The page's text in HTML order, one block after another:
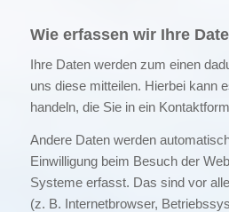
Wie erfassen wir Ihre
Ihre Daten werden zum einen
uns diese mitteilen. Hierbei kann
handeln, die Sie in ein
Andere Daten werden
Einwilligung beim Besuch der
Systeme erfasst. Das sind vor
(z. B. Internetbrowser,